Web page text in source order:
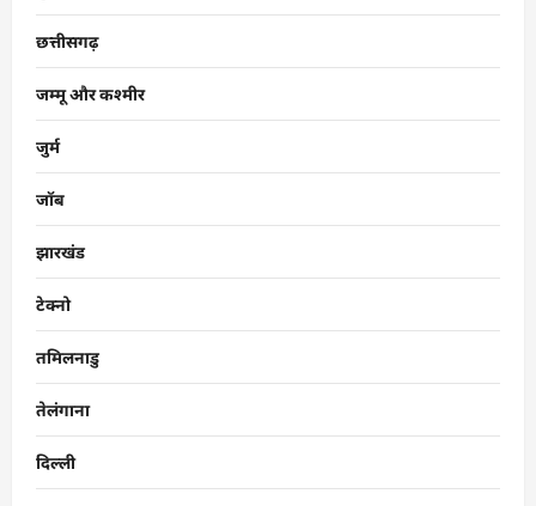
छत्तीसगढ़
जम्मू और कश्मीर
जुर्म
जॉब
झारखंड
टेक्नो
तमिलनाडु
तेलंगाना
दिल्ली